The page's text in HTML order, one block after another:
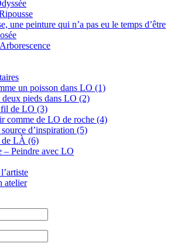
une peinture qui n’a pas eu le temps d’être
un poisson dans LO (1)
deux pieds dans LO (2)
de LO (3)
comme de LO de roche (4)
d’inspiration (5)
LÀ (6)
– Peindre avec LO
atelier